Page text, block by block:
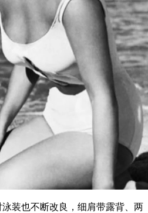
也不断改良，细肩带露背、两